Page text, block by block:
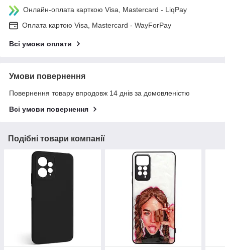
Онлайн-оплата карткою Visa, Mastercard - LiqPay
Оплата картою Visa, Mastercard - WayForPay
Всі умови оплати
Умови повернення
Повернення товару впродовж 14 днів за домовленістю
Всі умови повернення
Подібні товари компанії